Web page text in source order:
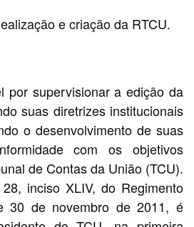
e criação da RTCU.
por supervisionar a edição da
suas diretrizes institucionais
o desenvolvimento de suas
com os objetivos
de Contas da União (TCU).
inciso XLIV, do Regimento
30 de novembro de 2011, é